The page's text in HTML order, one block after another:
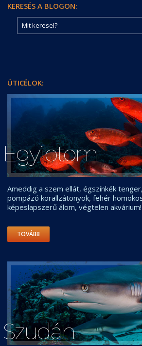
KERESÉS A BLOGON:
ÚTICÉLOK:
Egyiptom
Ameddig a szem ellát, égszínkék
pompázó korallzátonyok, fehér
képeslapszerű álom, végtelen akvárium!
TOVÁBB
Szudán